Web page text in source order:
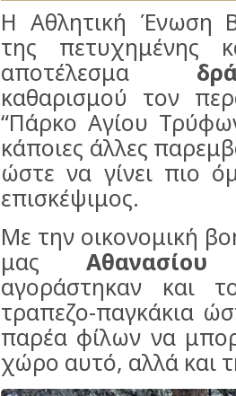
Η Αθλητική Ένωση
της πετυχημένης
αποτέλεσμα
καθαρισμού τον
“Πάρκο Αγίου
κάποιες άλλες
ώστε να γίνει πιο
επισκέψιμος.
Με την οικονομική
μας
αγοράστηκαν και
τραπεζο-παγκάκια
παρέα φίλων να
χώρο αυτό, αλλά και